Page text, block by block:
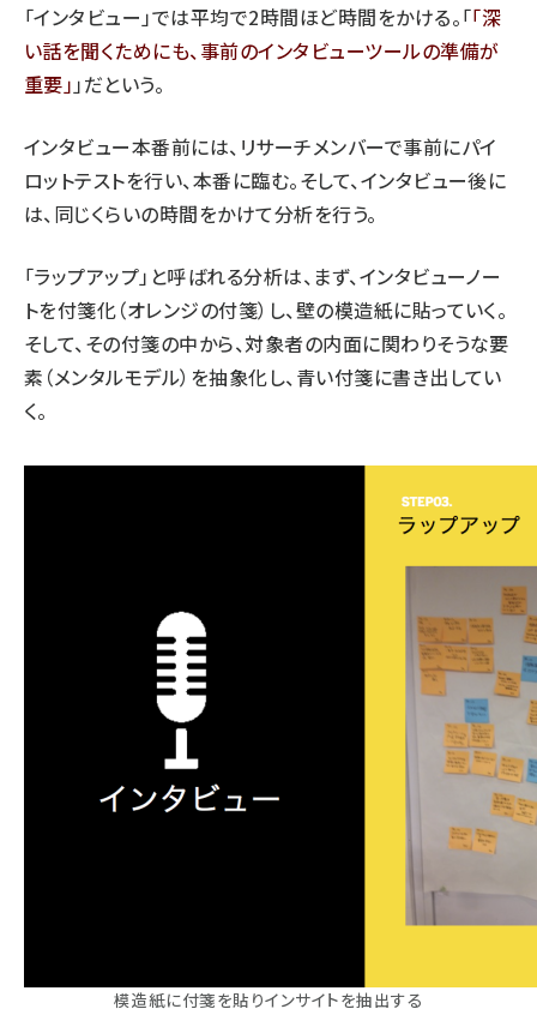
「インタビュー」では平均で2時間ほど時間をかける。「 深
い話を聞くためにも、事前のインタビューツールの準備が
重要 」だという。
インタビュー本番前には、リサーチメンバーで事前にパイ
ロットテストを行い、本番に臨む。そして、インタビュー後に
は、同じくらいの時間をかけて分析を行う。
「ラップアップ」と呼ばれる分析は、まず、インタビューノー
トを付箋化（オレンジの付箋）し、壁の模造紙に貼っていく。
そして、その付箋の中から、対象者の内面に関わりそうな要
素（メンタルモデル）を抽象化し、青い付箋に書き出してい
く。
模造紙に付箋を貼りインサイトを抽出する